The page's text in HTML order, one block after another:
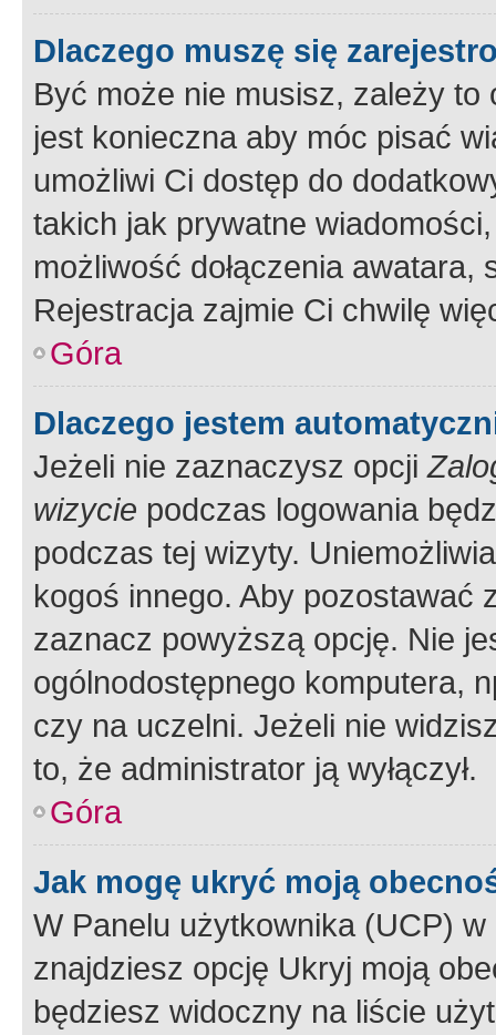
Dlaczego muszę się
Być może nie musisz, zależy
jest konieczna aby móc pisać
umożliwi Ci dostęp do
takich jak prywatne
możliwość dołączenia
Rejestracja zajmie Ci chwilę
Góra
Dlaczego jestem
Jeżeli nie zaznaczysz opcji
wizycie podczas logowania
podczas tej wizyty.
kogoś innego. Aby pozostawać
zaznacz powyższą opcję. Nie
ogólnodostępnego komputera,
czy na uczelni. Jeżeli nie
to, że administrator ją wyłączył.
Góra
Jak mogę ukryć moją
W Panelu użytkownika (UCP) w
znajdziesz opcję Ukryj moją
będziesz widoczny na liście